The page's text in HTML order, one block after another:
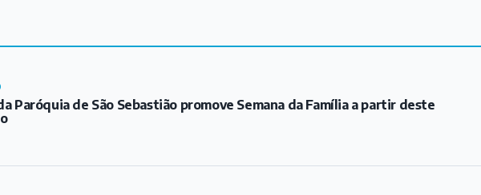
Paróquia de São Sebastião promove Semana da Família a partir deste